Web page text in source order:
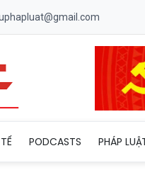
PODCASTS PHÁP